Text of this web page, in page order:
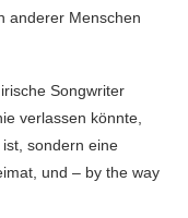
anderer Menschen
Songwriter
verlassen könnte,
sondern eine
und – by the way